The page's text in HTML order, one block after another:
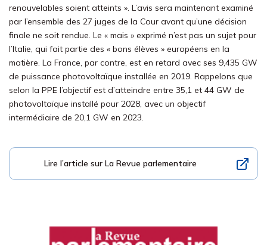
renouvelables soient atteints ». L’avis sera maintenant examiné
par l’ensemble des 27 juges de la Cour avant qu’une décision
finale ne soit rendue. Le « mais » exprimé n’est pas un sujet pour
l’Italie, qui fait partie des « bons élèves » européens en la
matière. La France, par contre, est en retard avec ses 9,435 GW
de puissance photovoltaïque installée en 2019. Rappelons que
selon la PPE l’objectif est d’atteindre entre 35,1 et 44 GW de
photovoltaïque installé pour 2028, avec un objectif
intermédiaire de 20,1 GW en 2023.
Lire l’article sur La Revue parlementaire